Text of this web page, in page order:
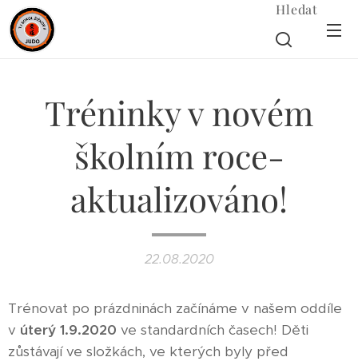
Hledat
Tréninky v novém
školním roce-
aktualizováno!
22.08.2020
Trénovat po prázdninách začínáme v našem oddíle
v úterý 1.9.2020 ve standardních časech! Děti
zůstávají ve složkách, ve kterých byly před